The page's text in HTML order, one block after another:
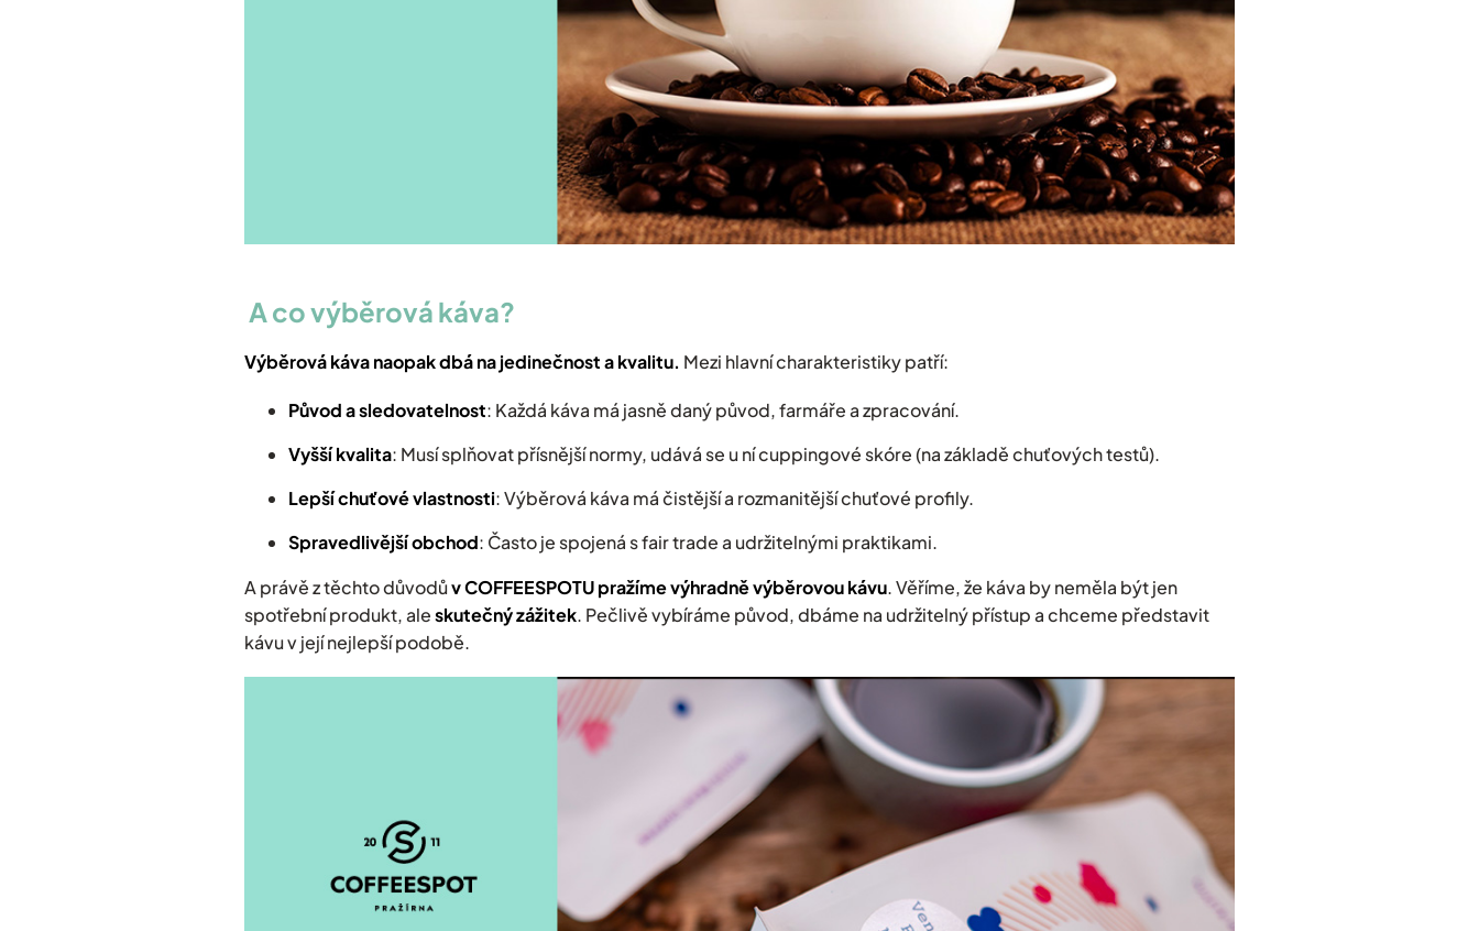
A co výběrová káva?
Výběrová káva naopak dbá na jedinečnost a kvalitu. Mezi hlavní charakteristiky patří:
Původ a sledovatelnost: Každá káva má jasně daný původ, farmáře a zpracování.
Vyšší kvalita: Musí splňovat přísnější normy, udává se u ní cuppingové skóre (na základě chuťových testů).
Lepší chuťové vlastnosti: Výběrová káva má čistější a rozmanitější chuťové profily.
Spravedlivější obchod: Často je spojená s fair trade a udržitelnými praktikami.
A právě z těchto důvodův COFFEESPOTU pražíme výhradně výběrovou kávu. Věříme, že káva by neměla být jen
spotřební produkt, aleskutečný zážitek. Pečlivě vybíráme původ, dbáme na udržitelný přístup a chceme představit
kávu v její nejlepší podobě.